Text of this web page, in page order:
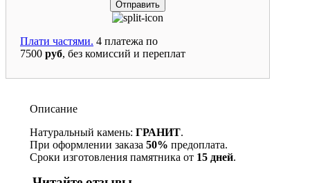
Плати частями. 4 платежа по
7500 руб, без комиссий и переплат
Описание
Натуральный камень: ГРАНИТ.
При оформлении заказа 50% предоплата.
Сроки изготовления памятника от 15 дней.